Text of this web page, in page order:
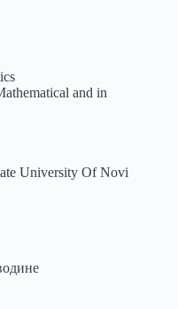
and in
University Of Novi